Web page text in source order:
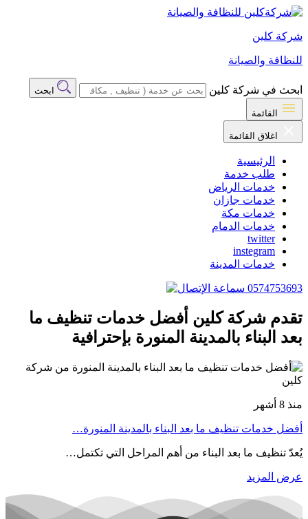
شركة كلين
للنظافة والصيانة
ابحث في شركة كلين ابحث
القائمة
اغلاق القائمة
الرئيسية
طلب خدمة
خدمات الرياض
خدمات جازان
خدمات مكة
خدمات الدمام
twitter
instegram
خدمات المدينة
0574753693
تقدم شركة كلين أفضل خدمات تنظيف ما
بعد البناء بالمدينة المنورة بإحترافية
منذ 8 أشهر
أفضل خدمات تنظيف ما بعد البناء بالمدينة المنورة…
يُعدّ تنظيف ما بعد البناء من أهم المراحل التي تكتمل…
عرض المزيد